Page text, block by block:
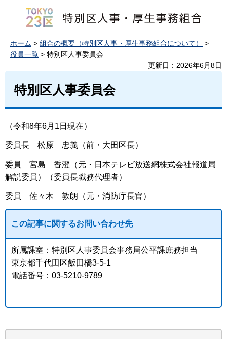
ホーム > 組合の概要（特別区人事・厚生事務組合について）
>
役員一覧 > 特別区人事委員会
更新日：2026年6月8日
特別区人事委員会
（令和8年6月1日現在）
委員長 松原 忠義（前・大田区長）
委員 宮島 香澄（元・日本テレビ放送網株式会社報道局
解説委員）（委員長職務代理者）
委員 佐々木 敦朗（元・消防庁長官）
この記事に関するお問い合わせ先
所属課室：特別区人事委員会事務局公平課庶務担当
東京都千代田区飯田橋3-5-1
電話番号：03-5210-9789